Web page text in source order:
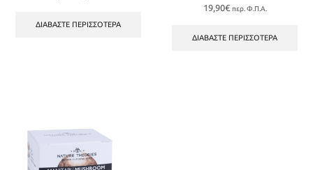
ΔΙΑΒΆΣΤΕ ΠΕΡΙΣΣΌΤΕΡΑ
19,90€ περ. Φ.Π.Α.
ΔΙΑΒΆΣΤΕ ΠΕΡΙΣΣΌΤΕΡΑ